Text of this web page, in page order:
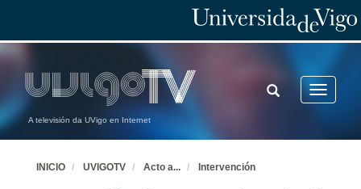
A televisión da UVigo en Internet
Toggle
TOGGLE
SEARCH
INICIO UVIGOTV Acto a... Intervención